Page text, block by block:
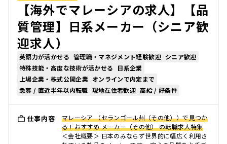
【海外でマレーシアの求人】【品
質管理】日系メーカー（シニア歓
迎求人）
英語力が活かせる 管理職・マネジメント経験歓迎 シニア歓迎
特殊技能・高度な技術が活かせる
日系企業
上場企業・株式公開企業 オンラインで内定まで
急募 / 直近半年以内転職 現地在住者歓迎 高給 / 好条件
仕事内容
マレーシア （セランゴール州（その他））で見つか
る！おすすめ メーカー（その他） の転職求人特集
＜会社概要＞ 日本のみならず世界的に幅広く利用さ